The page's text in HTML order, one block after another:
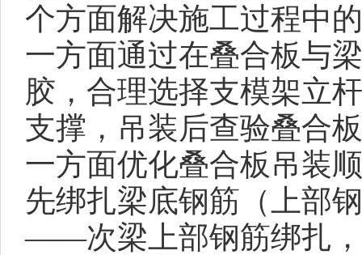
个方面解决施工过程中
一方面通过在叠合板与
胶，合理选择支模架立
支撑，吊装后查验叠合
一方面优化叠合板吊装
先绑扎梁底钢筋（上部
——次梁上部钢筋绑扎，